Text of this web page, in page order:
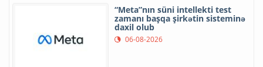
“Meta”nın süni intellekti test
zamanı başqa şirkətin sisteminə
daxil olub
06-08-2026